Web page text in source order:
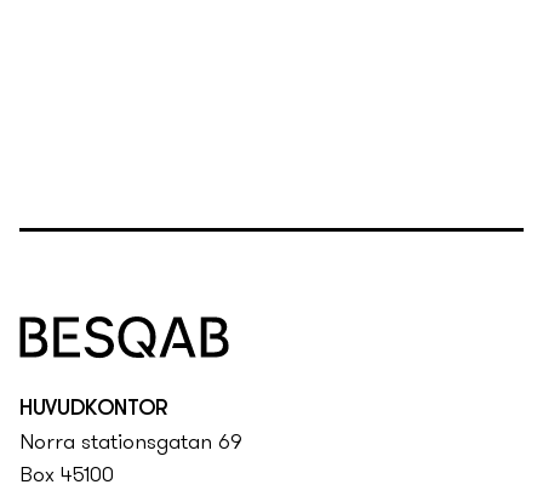
HUVUDKONTOR
Norra stationsgatan 69
Box 45100